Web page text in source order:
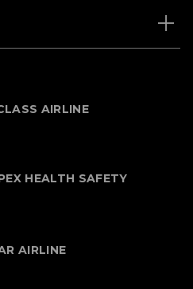
AIRLINE
HEALTH SAFETY
AIRLINE